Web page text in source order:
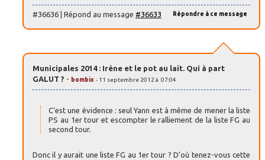
Répondre à ce message
#36636 | Répond au message #36633
Municipales 2014 : Irène et le pot au lait. Qui à part
GALUT ? - bombix - 11 septembre 2012 à 07:04
C’est une évidence : seul Yann est à même de mener la liste
PS au 1er tour et escompter le ralliement de la liste FG au
second tour.
Donc il y aurait une liste FG au 1er tour ? D’où tenez-vous cette